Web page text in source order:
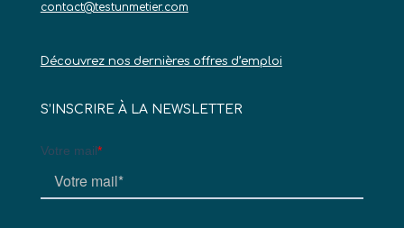
contact@testunmetier.com
Découvrez nos dernières offres d’emploi
S’INSCRIRE À LA NEWSLETTER